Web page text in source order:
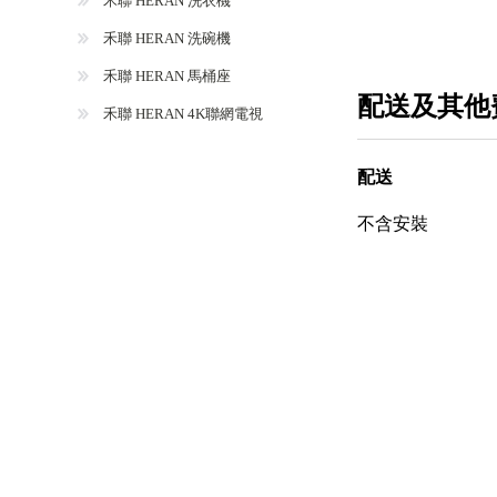
配送及其他
配送
不含安裝
禾聯 HERAN 洗碗機
禾聯 HERAN 馬桶座
禾聯 HERAN 4K聯網電視